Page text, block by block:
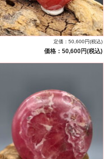
定価：50,600円(税込)
価格：50,600円(税込)